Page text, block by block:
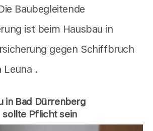
Baubegleitende
ist beim Hausbau in
gegen Schiffbruch
Leuna .
in Bad Dürrenberg
sollte Pflicht sein